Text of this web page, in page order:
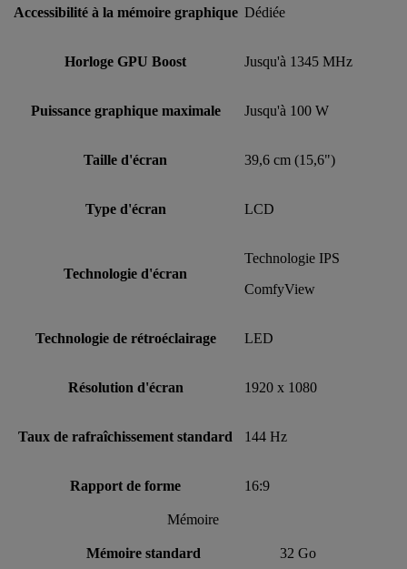
Accessibilité à la mémoire graphique Dédiée
Horloge GPU Boost Jusqu'à 1345 MHz
Puissance graphique maximale Jusqu'à 100 W
Taille d'écran 39,6 cm (15,6")
Type d'écran LCD
Technologie d'écran
Technologie IPS
ComfyView
Technologie de rétroéclairage LED
Résolution d'écran 1920 x 1080
Taux de rafraîchissement standard 144 Hz
Rapport de forme 16:9
Mémoire
Mémoire standard 32 Go